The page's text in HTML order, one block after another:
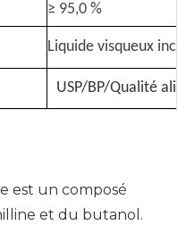
≥ 95,0 %
Liquide visqueux
USP/BP/Qualité
est un composé
et du butanol.